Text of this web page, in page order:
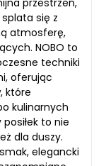
się z
atmosferę,
NOBO to
techniki
oferując
które
kulinarnych
to nie
dla duszy.
elegancki